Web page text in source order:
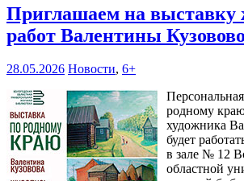
Приглашаем на
работ Валентины
28.05.2026 Новости, 6+
родному
художника
будет
в зале № 12
областной